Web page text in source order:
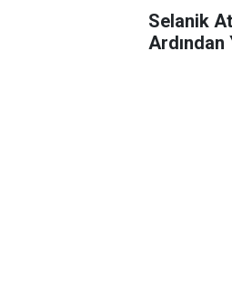
Selanik
Ardından